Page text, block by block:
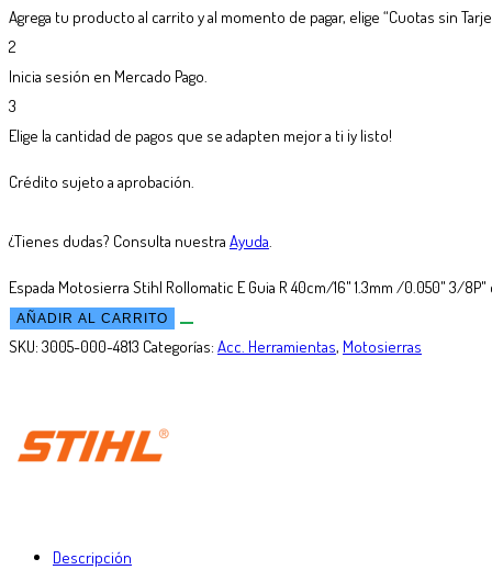
Agrega tu producto al carrito y al momento de pagar, elige “Cuotas sin
2
Inicia sesión en Mercado Pago.
3
Elige la cantidad de pagos que se adapten mejor a ti ¡y listo!
Crédito sujeto a aprobación.
¿Tienes dudas? Consulta nuestra Ayuda.
Espada Motosierra Stihl Rollomatic E Guia R 40cm/16" 1.3mm /0.050" 3/
AÑADIR AL CARRITO
SKU: 3005-000-4813 Categorías: Acc. Herramientas, Motosierras
Descripción